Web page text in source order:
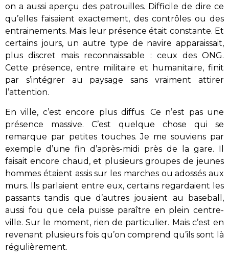
on a aussi aperçu des patrouilles. Difficile de dire ce
qu’elles faisaient exactement, des contrôles ou des
entrainements. Mais leur présence était constante. Et
certains jours, un autre type de navire apparaissait,
plus discret mais reconnaissable : ceux des ONG.
Cette présence, entre militaire et humanitaire, finit
par s’intégrer au paysage sans vraiment attirer
l’attention.
En ville, c’est encore plus diffus. Ce n’est pas une
présence massive. C’est quelque chose qui se
remarque par petites touches. Je me souviens par
exemple d’une fin d’après-midi près de la gare. Il
faisait encore chaud, et plusieurs groupes de jeunes
hommes étaient assis sur les marches ou adossés aux
murs. Ils parlaient entre eux, certains regardaient les
passants tandis que d’autres jouaient au baseball,
aussi fou que cela puisse paraître en plein centre-
ville. Sur le moment, rien de particulier. Mais c’est en
revenant plusieurs fois qu’on comprend qu’ils sont là
régulièrement.